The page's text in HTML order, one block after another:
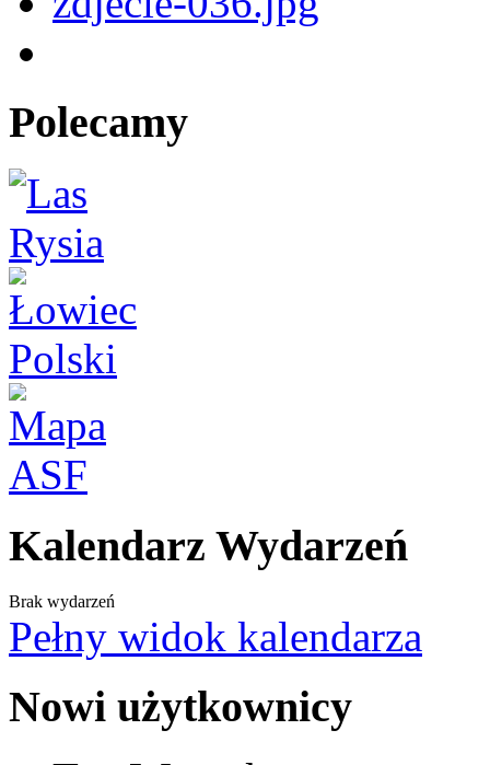
Polecamy
Kalendarz Wydarzeń
Brak wydarzeń
Pełny widok kalendarza
Nowi użytkownicy